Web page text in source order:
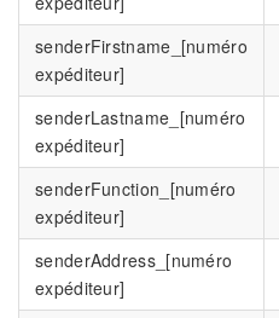
senderFirstname_[numéro
expéditeur]
senderLastname_[numéro
expéditeur]
senderFunction_[numéro
expéditeur]
senderAddress_[numéro
expéditeur]